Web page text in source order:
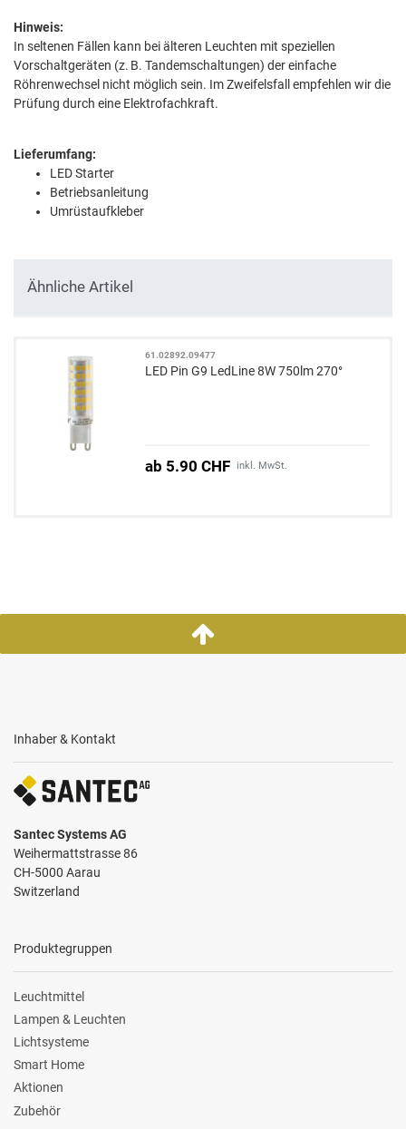
Hinweis:
In seltenen Fällen kann bei älteren Leuchten mit speziellen
Vorschaltgeräten (z. B. Tandemschaltungen) der einfache
Röhrenwechsel nicht möglich sein. Im Zweifelsfall empfehlen wir die
Prüfung durch eine Elektrofachkraft.
Lieferumfang:
LED Starter
Betriebsanleitung
Umrüstaufkleber
Ähnliche Artikel
61.02892.09477
LED Pin G9 LedLine 8W 750lm 270°
ab 5.90 CHF inkl. MwSt.
Inhaber & Kontakt
Santec Systems AG
Weihermattstrasse 86
CH-5000 Aarau
Switzerland
Produktegruppen
Leuchtmittel
Lampen & Leuchten
Lichtsysteme
Smart Home
Aktionen
Zubehör